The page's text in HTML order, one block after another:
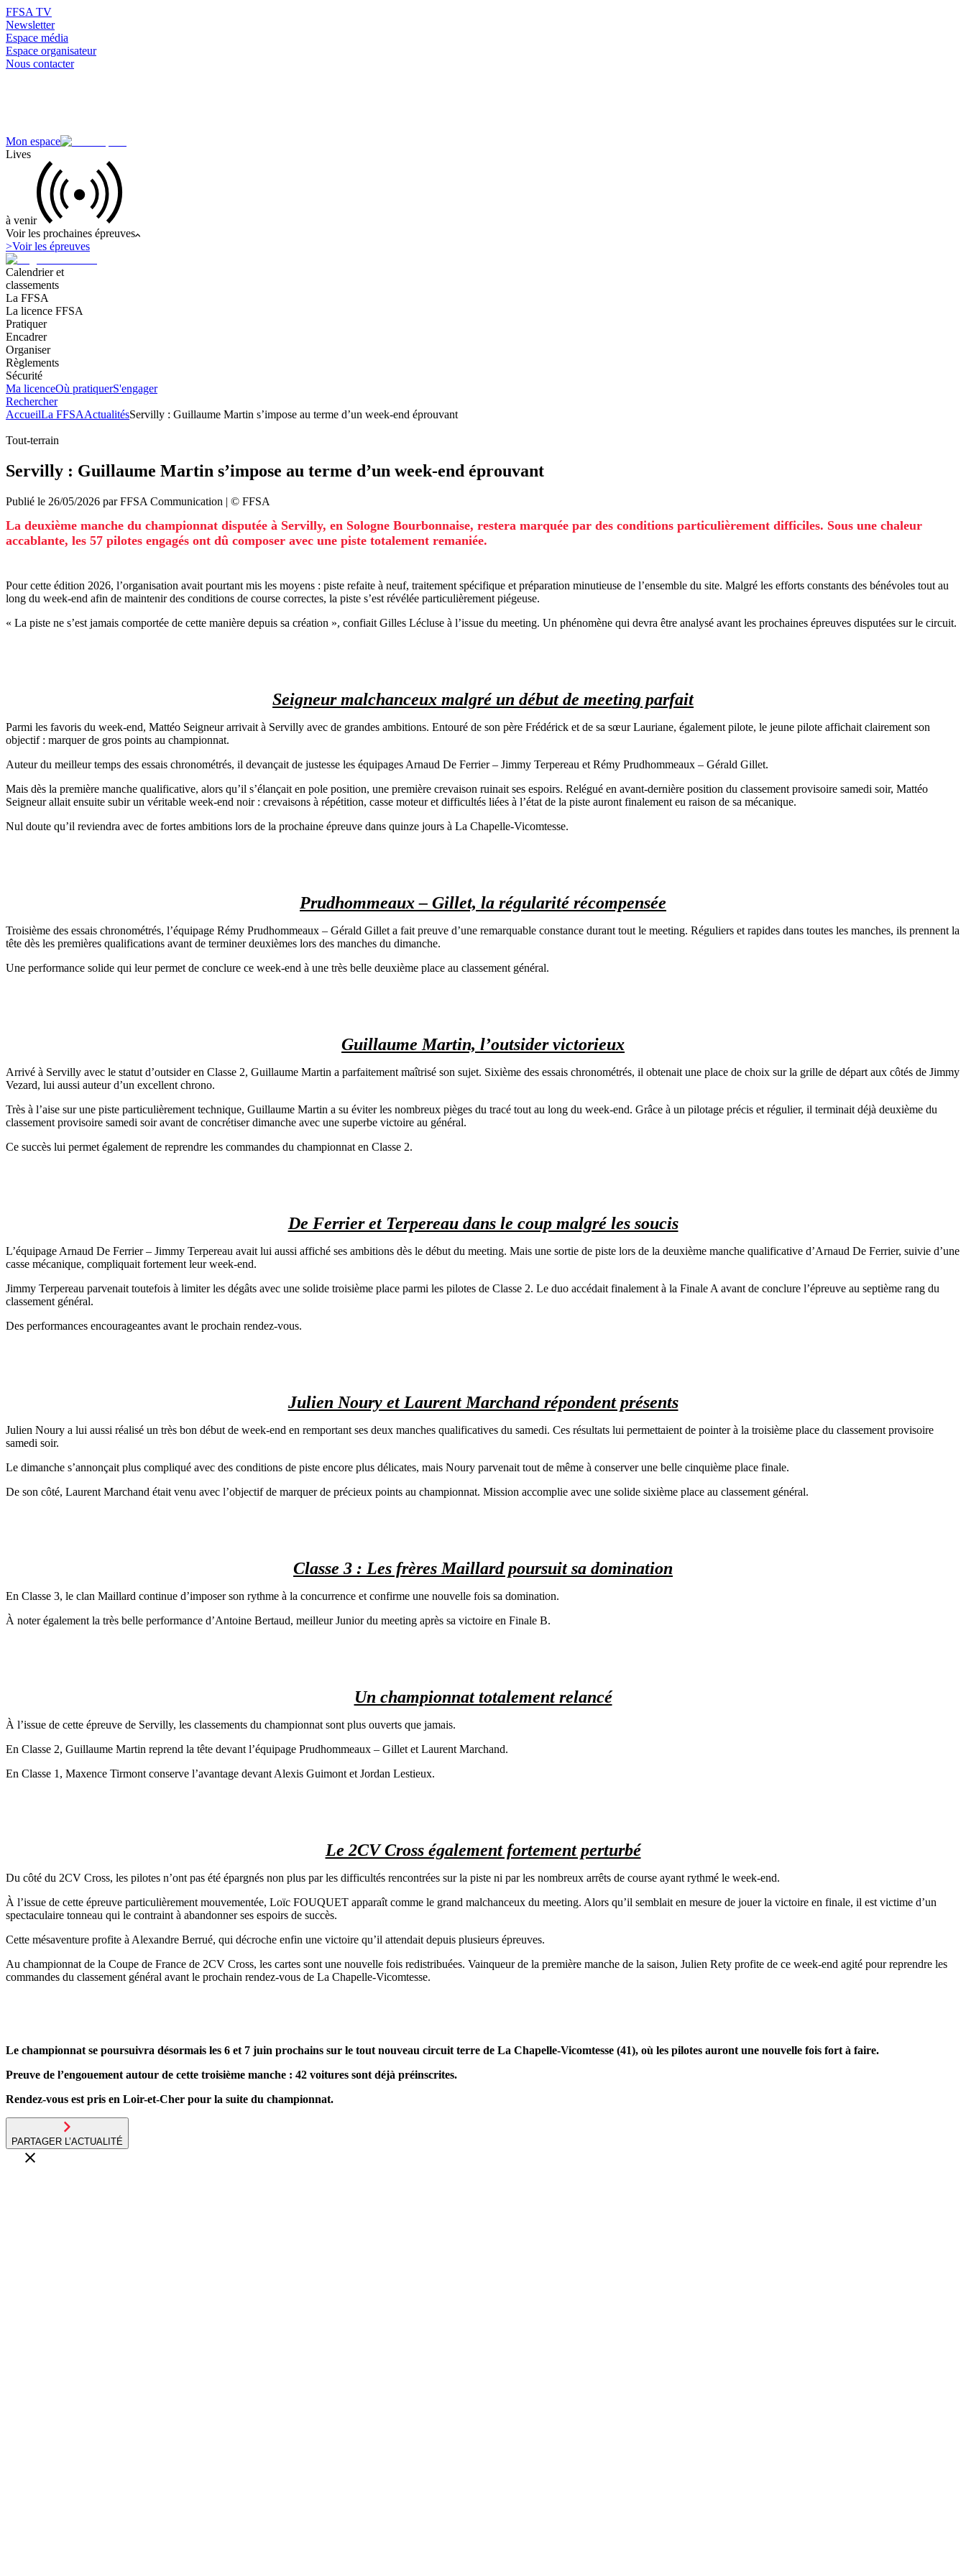
FFSA TV
Newsletter
Espace média
Espace organisateur
Nous contacter
Mon espace
Lives
à venir
Voir les prochaines épreuves
>Voir les épreuves
Calendrier et
classements
La FFSA
La licence FFSA
Pratiquer
Encadrer
Organiser
Règlements
Sécurité
Ma licenceOù pratiquerS'engager
Rechercher
AccueilLa FFSAActualitésServilly : Guillaume Martin s’impose au terme d’un week-end éprouvant
Tout-terrain
Servilly : Guillaume Martin s’impose au terme d’un week-end éprouvant
Publié le 26/05/2026 parFFSA Communication | © FFSA
La deuxième manche du championnat disputée à Servilly, en Sologne Bourbonnaise, restera marquée par des conditions particulièrement difficiles. Sous une chaleur
accablante, les 57 pilotes engagés ont dû composer avec une piste totalement remaniée.
Pour cette édition 2026, l’organisation avait pourtant mis les moyens : piste refaite à neuf, traitement spécifique et préparation minutieuse de l’ensemble du site. Malgré les efforts constants des bénévoles tout au
long du week-end afin de maintenir des conditions de course correctes, la piste s’est révélée particulièrement piégeuse.
« La piste ne s’est jamais comportée de cette manière depuis sa création », confiait Gilles Lécluse à l’issue du meeting. Un phénomène qui devra être analysé avant les prochaines épreuves disputées sur le circuit.
Seigneur malchanceux malgré un début de meeting parfait
Parmi les favoris du week-end, Mattéo Seigneur arrivait à Servilly avec de grandes ambitions. Entouré de son père Frédérick et de sa sœur Lauriane, également pilote, le jeune pilote affichait clairement son
objectif : marquer de gros points au championnat.
Auteur du meilleur temps des essais chronométrés, il devançait de justesse les équipages Arnaud De Ferrier – Jimmy Terpereau et Rémy Prudhommeaux – Gérald Gillet.
Mais dès la première manche qualificative, alors qu’il s’élançait en pole position, une première crevaison ruinait ses espoirs. Relégué en avant-dernière position du classement provisoire samedi soir, Mattéo
Seigneur allait ensuite subir un véritable week-end noir : crevaisons à répétition, casse moteur et difficultés liées à l’état de la piste auront finalement eu raison de sa mécanique.
Nul doute qu’il reviendra avec de fortes ambitions lors de la prochaine épreuve dans quinze jours à La Chapelle-Vicomtesse.
Prudhommeaux – Gillet, la régularité récompensée
Troisième des essais chronométrés, l’équipage Rémy Prudhommeaux – Gérald Gillet a fait preuve d’une remarquable constance durant tout le meeting. Réguliers et rapides dans toutes les manches, ils prennent la
tête dès les premières qualifications avant de terminer deuxièmes lors des manches du dimanche.
Une performance solide qui leur permet de conclure ce week-end à une très belle deuxième place au classement général.
Guillaume Martin, l’outsider victorieux
Arrivé à Servilly avec le statut d’outsider en Classe 2, Guillaume Martin a parfaitement maîtrisé son sujet. Sixième des essais chronométrés, il obtenait une place de choix sur la grille de départ aux côtés de Jimmy
Vezard, lui aussi auteur d’un excellent chrono.
Très à l’aise sur une piste particulièrement technique, Guillaume Martin a su éviter les nombreux pièges du tracé tout au long du week-end. Grâce à un pilotage précis et régulier, il terminait déjà deuxième du
classement provisoire samedi soir avant de concrétiser dimanche avec une superbe victoire au général.
Ce succès lui permet également de reprendre les commandes du championnat en Classe 2.
De Ferrier et Terpereau dans le coup malgré les soucis
L’équipage Arnaud De Ferrier – Jimmy Terpereau avait lui aussi affiché ses ambitions dès le début du meeting. Mais une sortie de piste lors de la deuxième manche qualificative d’Arnaud De Ferrier, suivie d’une
casse mécanique, compliquait fortement leur week-end.
Jimmy Terpereau parvenait toutefois à limiter les dégâts avec une solide troisième place parmi les pilotes de Classe 2. Le duo accédait finalement à la Finale A avant de conclure l’épreuve au septième rang du
classement général.
Des performances encourageantes avant le prochain rendez-vous.
Julien Noury et Laurent Marchand répondent présents
Julien Noury a lui aussi réalisé un très bon début de week-end en remportant ses deux manches qualificatives du samedi. Ces résultats lui permettaient de pointer à la troisième place du classement provisoire
samedi soir.
Le dimanche s’annonçait plus compliqué avec des conditions de piste encore plus délicates, mais Noury parvenait tout de même à conserver une belle cinquième place finale.
De son côté, Laurent Marchand était venu avec l’objectif de marquer de précieux points au championnat. Mission accomplie avec une solide sixième place au classement général.
Classe 3 : Les frères Maillard poursuit sa domination
En Classe 3, le clan Maillard continue d’imposer son rythme à la concurrence et confirme une nouvelle fois sa domination.
À noter également la très belle performance d’Antoine Bertaud, meilleur Junior du meeting après sa victoire en Finale B.
Un championnat totalement relancé
À l’issue de cette épreuve de Servilly, les classements du championnat sont plus ouverts que jamais.
En Classe 2, Guillaume Martin reprend la tête devant l’équipage Prudhommeaux – Gillet et Laurent Marchand.
En Classe 1, Maxence Tirmont conserve l’avantage devant Alexis Guimont et Jordan Lestieux.
Le 2CV Cross également fortement perturbé
Du côté du 2CV Cross, les pilotes n’ont pas été épargnés non plus par les difficultés rencontrées sur la piste ni par les nombreux arrêts de course ayant rythmé le week-end.
À l’issue de cette épreuve particulièrement mouvementée, Loïc FOUQUET apparaît comme le grand malchanceux du meeting. Alors qu’il semblait en mesure de jouer la victoire en finale, il est victime d’un
spectaculaire tonneau qui le contraint à abandonner ses espoirs de succès.
Cette mésaventure profite à Alexandre Berrué, qui décroche enfin une victoire qu’il attendait depuis plusieurs épreuves.
Au championnat de la Coupe de France de 2CV Cross, les cartes sont une nouvelle fois redistribuées. Vainqueur de la première manche de la saison, Julien Rety profite de ce week-end agité pour reprendre les
commandes du classement général avant le prochain rendez-vous de La Chapelle-Vicomtesse.
Le championnat se poursuivra désormais les 6 et 7 juin prochains sur le tout nouveau circuit terre de La Chapelle-Vicomtesse (41), où les pilotes auront une nouvelle fois fort à faire.
Preuve de l’engouement autour de cette troisième manche : 42 voitures sont déjà préinscrites.
Rendez-vous est pris en Loir-et-Cher pour la suite du championnat.
PARTAGER L’ACTUALITÉ